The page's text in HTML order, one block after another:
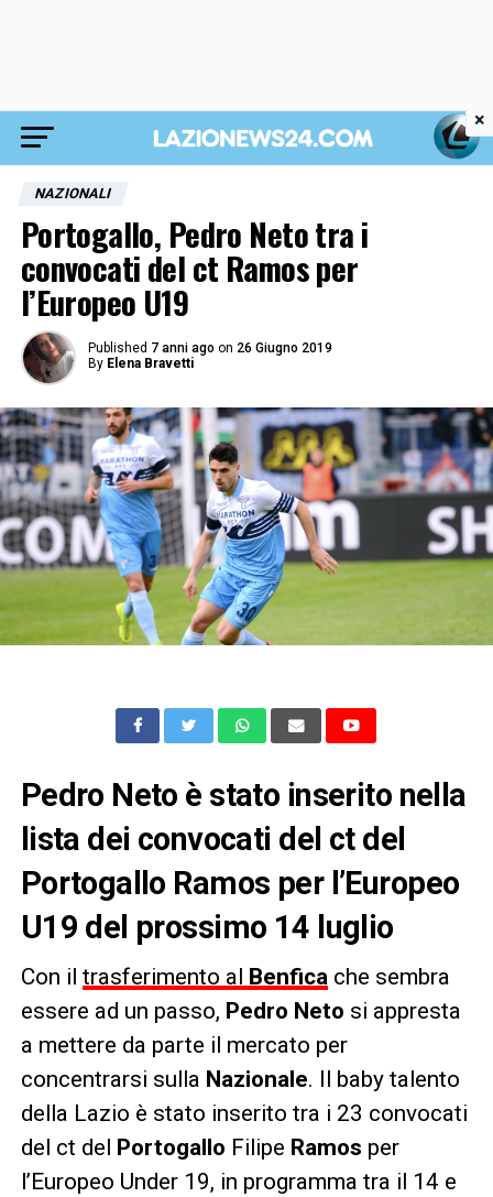
NAZIONALI
Portogallo, Pedro Neto tra i
convocati del ct Ramos per
l’Europeo U19
Published 7 anni ago on 26 Giugno 2019
By Elena Bravetti
Pedro Neto è stato inserito nella
lista dei convocati del ct del
Portogallo Ramos per l’Europeo
U19 del prossimo 14 luglio
Con il trasferimento al Benficache sembra
essere ad un passo, Pedro Neto si appresta
a mettere da parte il mercato per
concentrarsi sulla Nazionale. Il baby talento
della Lazio è stato inserito tra i 23 convocati
del ct del Portogallo Filipe Ramos per
l’Europeo Under 19, in programma tra il 14 e
×